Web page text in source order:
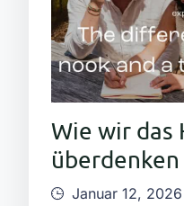
Wie wir das
überdenken
Januar 12, 2026